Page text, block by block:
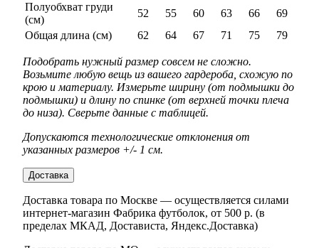
Полуобхват груди
(см)
52 55 60 63 66
69
Общая длина (см)
62 64 67 71 75 79
Подобрать нужный размер совсем не сложно.
Возьмите любую вещь из вашего гардероба, схожую по
крою и материалу. Измерьте ширину (от подмышки до
подмышки) и длину по спинке (от верхней точки плеча
до низа). Сверьте данные с таблицей.
Допускаются технологические отклонения от
указанных размеров +/- 1 см.
Доставка
Доставка товара по Москве — осуществляется силами
интернет-магазин Фабрика футболок, от 500 р. (в
пределах МКАД, Достависта, Яндекс.Доставка)